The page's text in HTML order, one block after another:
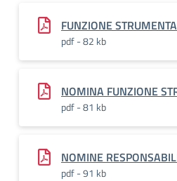
FUNZIONE
pdf - 82 kb
NOMINA FUNZIONE
pdf - 81 kb
NOMINE
pdf - 91 kb